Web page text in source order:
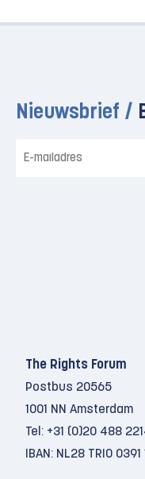
Nieuwsbrief /
mailadres
The Rights Forum
Postbus 20565
1001 NN Amsterdam
Tel: +31 (0)20 488
IBAN: NL28 TRIO